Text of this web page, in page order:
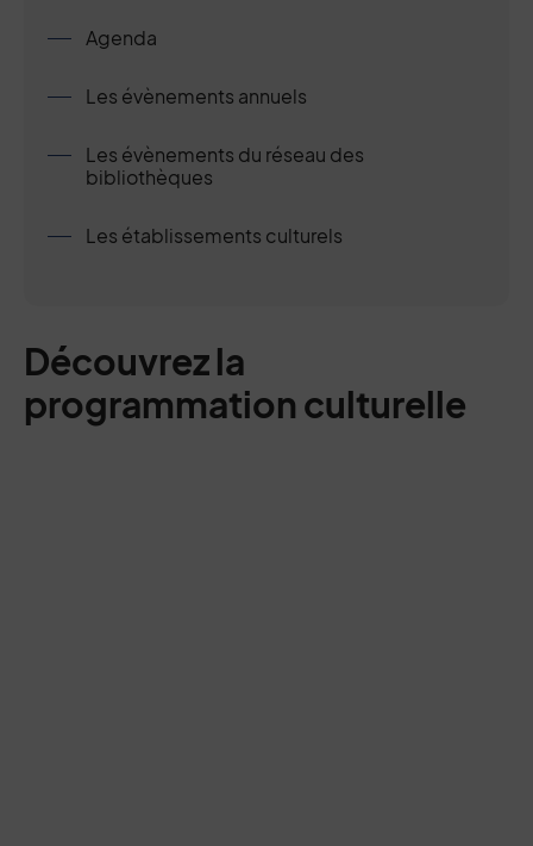
Agenda
Les évènements annuels
Les évènements du réseau des
bibliothèques
Les établissements culturels
Découvrez la
programmation culturelle